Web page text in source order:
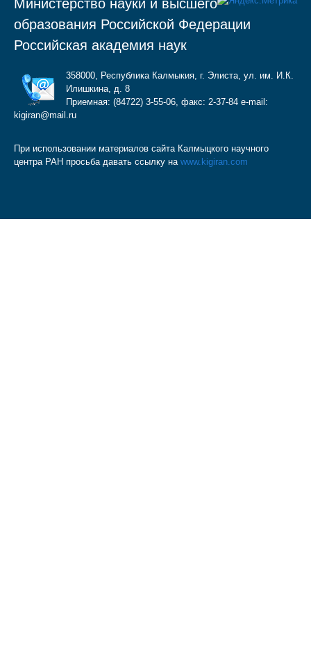
Министерство науки и высшего
образования Российской Федерации
Российская академия наук
358000, Республика Калмыкия, г. Элиста, ул. им. И.К.
Илишкина, д. 8
Приемная: (84722) 3-55-06, факс: 2-37-84 e-mail:
kigiran@mail.ru
При использовании материалов сайта Калмыцкого научного
центра РАН просьба давать ссылку на www.kigiran.com